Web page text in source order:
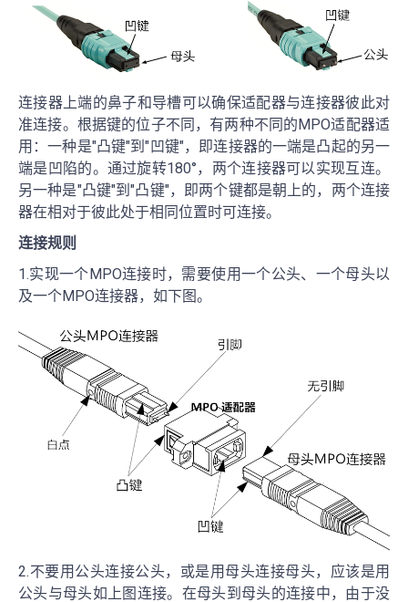
连接器上端的鼻子和导槽可以确保适配器与连接器彼此对
准连接。根据键的位子不同，有两种不同的MPO适配器适
用：一种是"凸键"到"凹键"，即连接器的一端是凸起的另一
端是凹陷的。通过旋转180°，两个连接器可以实现互连。
另一种是"凸键"到"凸键"，即两个键都是朝上的，两个连接
器在相对于彼此处于相同位置时可连接。
连接规则
1.实现一个MPO连接时，需要使用一个公头、一个母头以
及一个MPO连接器，如下图。
2.不要用公头连接公头，或是用母头连接母头，应该是用
公头与母头如上图连接。在母头到母头的连接中，由于没